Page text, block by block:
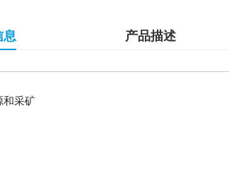
息 产品描述
和采矿